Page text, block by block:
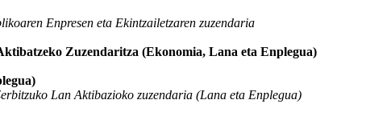
Enpresen eta Ekintzailetzaren zuzendaria
Zuzendaritza (Ekonomia, Lana eta Enplegua)
Lan Aktibazioko zuzendaria (Lana eta Enplegua)